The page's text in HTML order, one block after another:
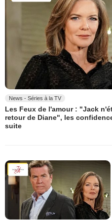
News - Séries à la TV
Les Feux de l'amour : "Jack
retour de Diane", les
suite